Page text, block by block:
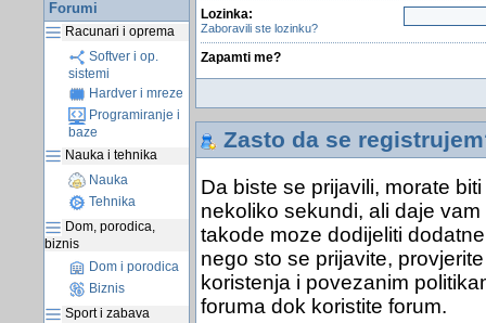
Forumi
Racunari i oprema
Softver i op.
sistemi
Hardver i mreze
Programiranje i
baze
Nauka i tehnika
Nauka
Tehnika
Dom, porodica,
biznis
Dom i porodica
Biznis
Sport i zabava
Lozinka:
Zaboravili ste lozinku?
Zapamti me?
Zasto da se
Da biste se prijavili, morate
nekoliko sekundi, ali daje
takode moze dodijeliti
nego sto se prijavite,
koristenja i povezanim
foruma dok koristite forum.